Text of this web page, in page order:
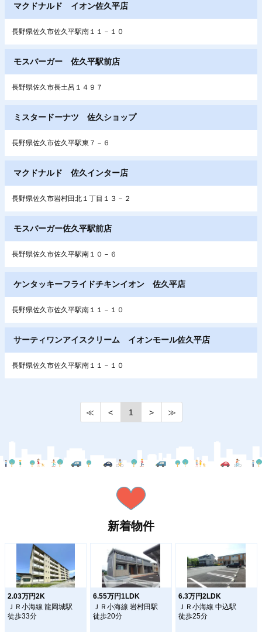
マクドナルド イオン佐久平店
長野県佐久市佐久平駅南１１－１０
モスバーガー 佐久平駅前店
長野県佐久市長土呂１４９７
ミスタードーナツ 佐久ショップ
長野県佐久市佐久平駅東７－６
マクドナルド 佐久インター店
長野県佐久市岩村田北１丁目１３－２
モスバーガー佐久平駅前店
長野県佐久市佐久平駅南１０－６
ケンタッキーフライドチキンイオン 佐久平店
長野県佐久市佐久平駅南１１－１０
サーティワンアイスクリーム イオンモール佐久平店
長野県佐久市佐久平駅南１１－１０
≪ < 1 > ≫
新着物件
2.03万円2K
ＪＲ小海線 龍岡城駅
徒歩33分
6.55万円1LDK
ＪＲ小海線 岩村田駅
徒歩20分
6.3万円2LDK
ＪＲ小海線 中込駅
徒歩25分